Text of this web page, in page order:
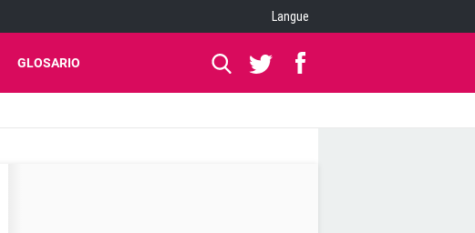
Langue
GLOSARIO